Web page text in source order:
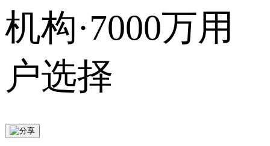
机构·7000万用
户选择